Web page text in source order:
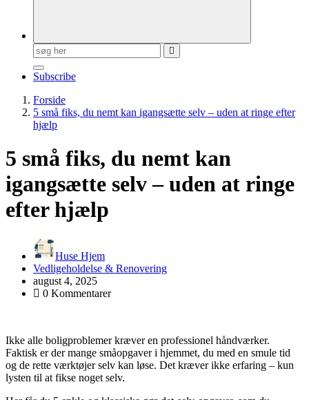
Søg
efter:
Subscribe
Forside
5 små fiks, du nemt kan igangsætte selv – uden at ringe efter
hjælp
5 små fiks, du nemt kan
igangsætte selv – uden at ringe
efter hjælp
Huse Hjem
Vedligeholdelse & Renovering
august 4, 2025
0 Kommentarer
Ikke alle boligproblemer kræver en professionel håndværker.
Faktisk er der mange småopgaver i hjemmet, du med en smule tid
og de rette værktøjer selv kan løse. Det kræver ikke erfaring – kun
lysten til at fikse noget selv.